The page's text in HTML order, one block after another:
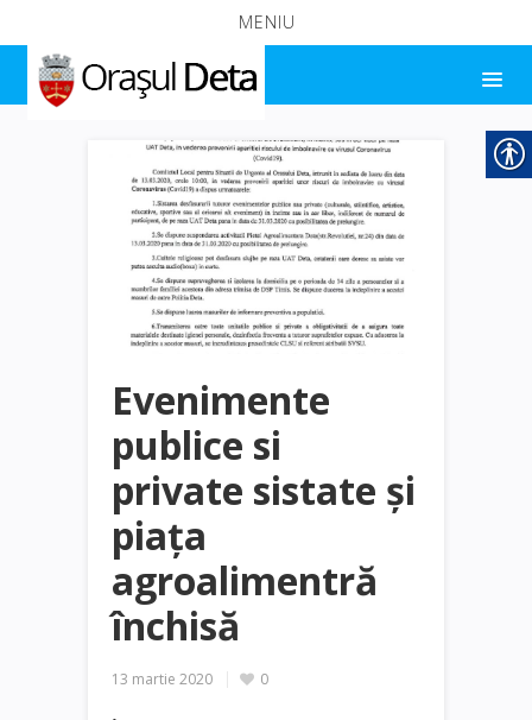
MENIU
Evenimente
publice si
private sistate și
piața
agroalimentră
închisă
13 martie 2020 0